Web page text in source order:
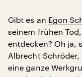
Gibt es an Egon
seinem frühen
entdecken? Oh ja,
Albrecht
eine ganze